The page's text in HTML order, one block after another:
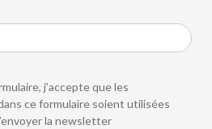
j’accepte que les
ce formulaire soient utilisées
la newsletter